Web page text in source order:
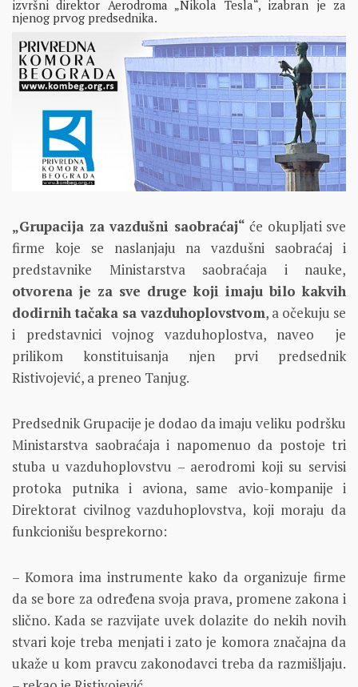
izvršni direktor Aerodroma „Nikola Tesla“, izabran je za
njenog prvog predsednika.
„Grupacija za vazdušni saobraćaj“ će okupljati sve
firme koje se naslanjaju na vazdušni saobraćaj i
predstavnike Ministarstva saobraćaja i nauke,
otvorena je za sve druge koji imaju bilo kakvih
dodirnih tačaka sa vazduhoplovstvom, a očekuju se
i predstavnici vojnog vazduhoplostva, naveo je
prilikom konstituisanja njen prvi predsednik
Ristivojević, a preneo Tanjug.
Predsednik Grupacije je dodao da imaju veliku podršku
Ministarstva saobraćaja i napomenuo da postoje tri
stuba u vazduhoplovstvu – aerodromi koji su servisi
protoka putnika i aviona, same avio-kompanije i
Direktorat civilnog vazduhoplovstva, koji moraju da
funkcionišu besprekorno:
– Komora ima instrumente kako da organizuje firme
da se bore za određena svoja prava, promene zakona i
slično. Kada se razvijate uvek dolazite do nekih novih
stvari koje treba menjati i zato je komora značajna da
ukaže u kom pravcu zakonodavci treba da razmišljaju.